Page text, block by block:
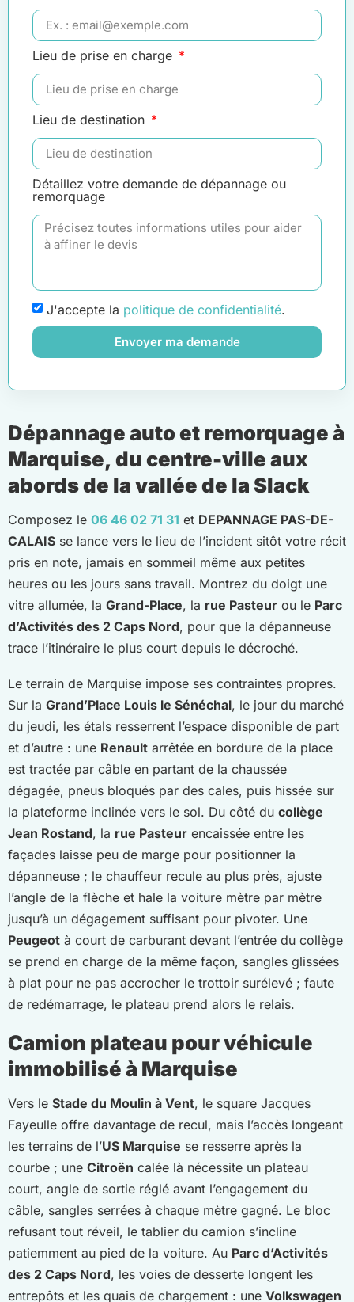
Lieu de prise en charge
Lieu de destination
Détaillez votre demande de dépannage ou
remorquage
J'accepte la politique de confidentialité.
Envoyer ma demande
Dépannage auto et remorquage à
Marquise, du centre-ville aux
abords de la vallée de la Slack
Composez le 06 46 02 71 31 et DEPANNAGE PAS-DE-
CALAIS se lance vers le lieu de l’incident sitôt votre récit
pris en note, jamais en sommeil même aux petites
heures ou les jours sans travail. Montrez du doigt une
vitre allumée, la Grand-Place, la rue Pasteur ou le Parc
d’Activités des 2 Caps Nord, pour que la dépanneuse
trace l’itinéraire le plus court depuis le décroché.
Le terrain de Marquise impose ses contraintes propres.
Sur la Grand’Place Louis le Sénéchal, le jour du marché
du jeudi, les étals resserrent l’espace disponible de part
et d’autre : une Renault arrêtée en bordure de la place
est tractée par câble en partant de la chaussée
dégagée, pneus bloqués par des cales, puis hissée sur
la plateforme inclinée vers le sol. Du côté du collège
Jean Rostand, la rue Pasteur encaissée entre les
façades laisse peu de marge pour positionner la
dépanneuse ; le chauffeur recule au plus près, ajuste
l’angle de la flèche et hale la voiture mètre par mètre
jusqu’à un dégagement suffisant pour pivoter. Une
Peugeot à court de carburant devant l’entrée du collège
se prend en charge de la même façon, sangles glissées
à plat pour ne pas accrocher le trottoir surélevé ; faute
de redémarrage, le plateau prend alors le relais.
Camion plateau pour véhicule
immobilisé à Marquise
Vers le Stade du Moulin à Vent, le square Jacques
Fayeulle offre davantage de recul, mais l’accès longeant
les terrains de l’US Marquise se resserre après la
courbe ; une Citroën calée là nécessite un plateau
court, angle de sortie réglé avant l’engagement du
câble, sangles serrées à chaque mètre gagné. Le bloc
refusant tout réveil, le tablier du camion s’incline
patiemment au pied de la voiture. Au Parc d’Activités
des 2 Caps Nord, les voies de desserte longent les
entrepôts et les quais de chargement : une Volkswagen